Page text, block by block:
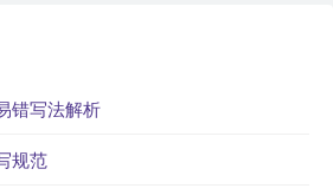
错写法解析
规范